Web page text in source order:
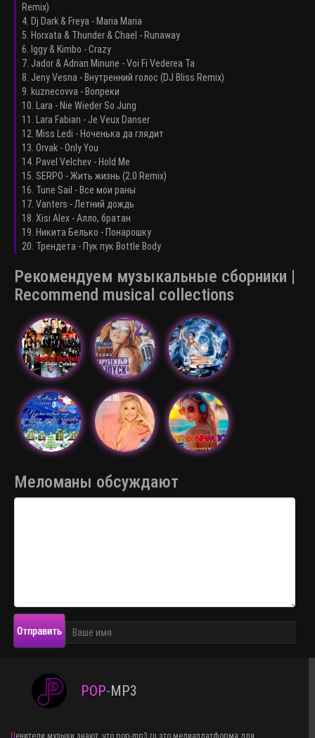
Remix)
4. Dj Dark & Freya - Maria Maria
5. Horxata & Thunder & Chael - Runaway
6. Iggy & Kimbo - Crazy
7. Jador & Adrian Minune - Voi Fi Vederea Ta
8. Jeny Vesna - Внутренний голос (DJ Bliss Remix)
9. kuznecovva - Вопреки
10. Lara - Nie Wieder So Jung
11. Lara Fabian - Je Veux Danser
12. Miss Ledi - Ноченька да глядит
13. Orvak - Only You
14. Pavel Velchev - Hold Me
15. SERPO - Жить жизнь (2.0 Remix)
16. Tune Sail - Все мои раны
17. Vanters - Летний дождь
18. Xisi Alex - Алло, братан
19. Никита Белько - Понарошку
20. Трендета - Пук пук Bottle Body
Рекомендуем музыкальные сборники |
Recommend musical collections
Меломаны обсуждают
Отправить
POP-MP3